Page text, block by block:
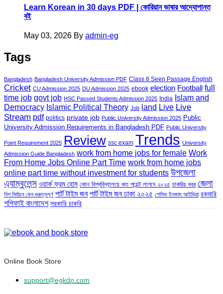
Learn Korean in 30 days PDF | কোরিয়ান ভাষার আদ্যোপান্ত
বই
May 03, 2026 By admin-eg
Tags
Bangladesh Bangladesh University Admission PDF Class 8 Seen Passage English
Cricket CU Admission 2025 DU Admission 2025 ebook election Football full
time job govt job HSC Passed Students Admission 2025 India Islam and
Democracy Islamic Political Theory Job land Live Live
Stream pdf politics private job Public University Admission 2025 Public
University Admission Requirements in Bangladesh PDF Public University
Point Requirement 2025 Review ssc exam Trends University
Admission Guide Bangladesh work from home jobs for female Work
From Home Jobs Online Part Time work from home jobs
online part time without investment for students উপজেলা
এ্যাম্বুলেন্স ওয়ার্ক ফ্রম হোম কোন বিশ্ববিদ্যালয়ে কত পয়েন্ট লাগবে ২০২৫ চাকরির খবর জেলা
নিশ নির্বাচন কেন গুরুত্বপূর্ণ পার্ট টাইম জব পার্ট টাইম জব ঢাকা ২০২৫ পেসিভ ইনকাম আইডিয়া রকমারি
শপিফাই বাংলাদেশ সরকারি চাকরি
Online Book Store
support@egkdp.com